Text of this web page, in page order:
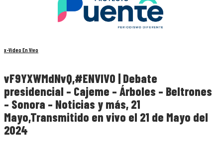
x-Video En Vivo
vF9YXWMdNvQ,#ENVIVO | Debate
presidencial – Cajeme – Árboles – Beltrones
– Sonora – Noticias y más, 21
Mayo,Transmitido en vivo el 21 de Mayo del
2024